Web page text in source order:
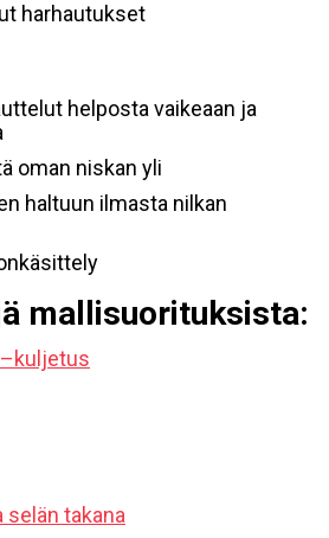
harhautukset
helposta vaikeaan ja
oman niskan yli
haltuun ilmasta nilkan
mallisuorituksista:
takana